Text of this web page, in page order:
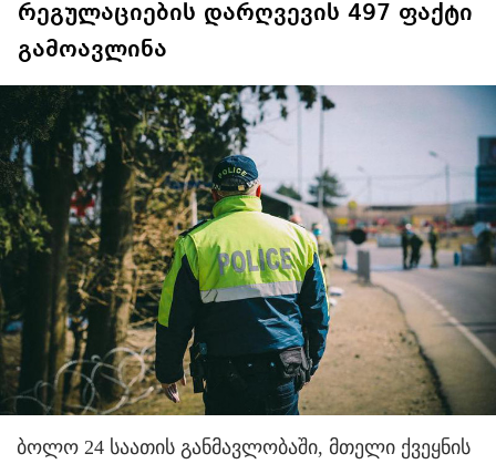
რეგულაციების დარღვევის 497 ფაქტი
გამოავლინა
ბოლო 24 საათის განმავლობაში, მთელი ქვეყნის